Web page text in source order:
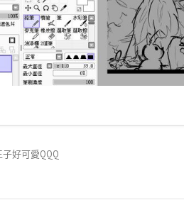
子好可愛QQQ